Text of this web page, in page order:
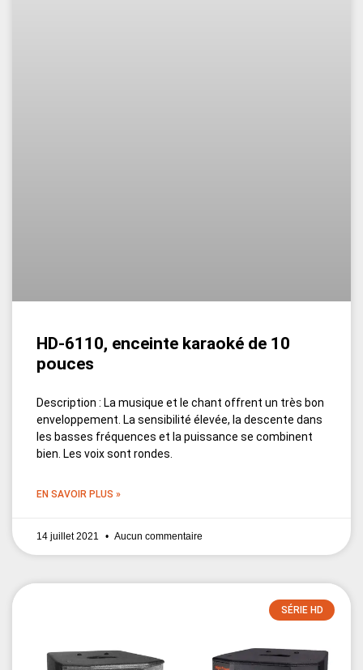
HD-6110, enceinte karaoké de 10
pouces
Description : La musique et le chant offrent un très bon
enveloppement. La sensibilité élevée, la descente dans
les basses fréquences et la puissance se combinent
bien. Les voix sont rondes.
EN SAVOIR PLUS »
14 juillet 2021 Aucun commentaire
SÉRIE HD